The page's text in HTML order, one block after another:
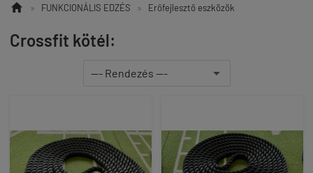
 » FUNKCIONÁLIS EDZÉS » Erőfejlesztő eszközök
Crossfit kötél: